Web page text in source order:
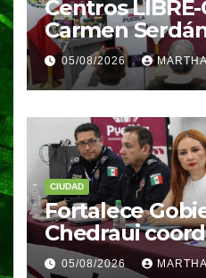
Centros LIBRE-
Carmen
las mujeres
inmediata y
feminicidios
05/08/2026
CIUDAD
Fortalece
Chedraui
técnica del
05/08/2026